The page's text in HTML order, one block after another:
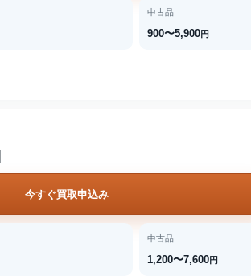
中古品
900〜5,900円
今すぐ買取申込み
中古品
1,200〜7,600円